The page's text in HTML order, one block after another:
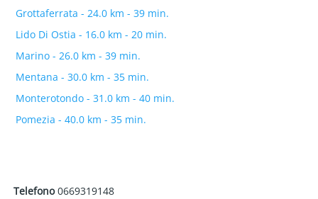
Grottaferrata - 24.0 km - 39 min.
Lido Di Ostia - 16.0 km - 20 min.
Marino - 26.0 km - 39 min.
Mentana - 30.0 km - 35 min.
Monterotondo - 31.0 km - 40 min.
Pomezia - 40.0 km - 35 min.
Telefono0669319148